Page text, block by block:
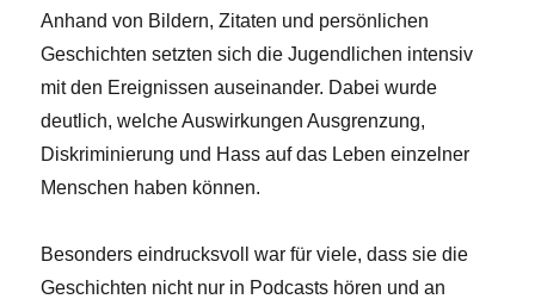
Anhand von Bildern, Zitaten und persönlichen
Geschichten setzten sich die Jugendlichen intensiv
mit den Ereignissen auseinander. Dabei wurde
deutlich, welche Auswirkungen Ausgrenzung,
Diskriminierung und Hass auf das Leben einzelner
Menschen haben können.
Besonders eindrucksvoll war für viele, dass sie die
Geschichten nicht nur in Podcasts hören und an